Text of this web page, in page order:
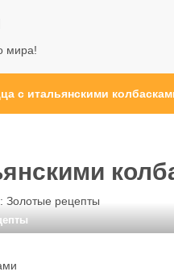
мира!
с итальянскими
Золотые рецепты